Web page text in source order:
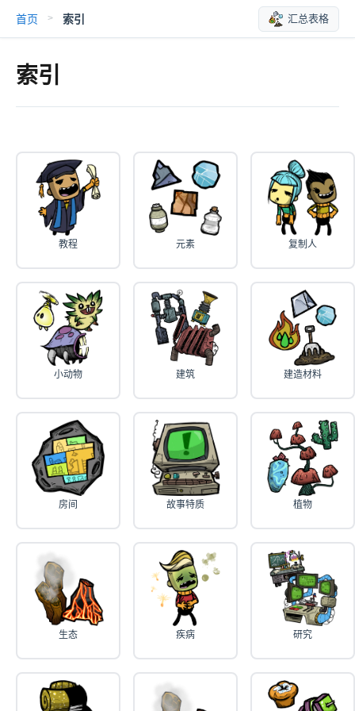
首页 > 索引 汇总表格
索引
教程 元素 复制人
小动物 建筑 建造材料
房间 故事特质 植物
生态 疾病 研究